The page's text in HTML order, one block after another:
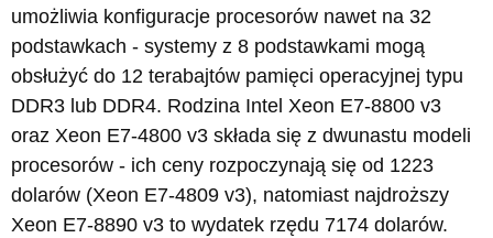
umożliwia konfiguracje procesorów nawet na 32
podstawkach - systemy z 8 podstawkami mogą
obsłużyć do 12 terabajtów pamięci operacyjnej typu
DDR3 lub DDR4. Rodzina Intel Xeon E7-8800 v3
oraz Xeon E7-4800 v3 składa się z dwunastu modeli
procesorów - ich ceny rozpoczynają się od 1223
dolarów (Xeon E7-4809 v3), natomiast najdroższy
Xeon E7-8890 v3 to wydatek rzędu 7174 dolarów.